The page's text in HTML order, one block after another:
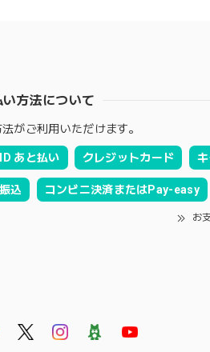
い方法について
がご利用いただけます。
ID あと払い クレジットカード
込 コンビニ決済またはPay-easy
お